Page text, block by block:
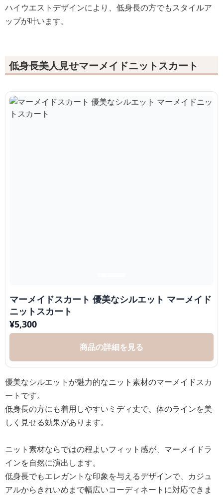
ハイウエストデザインにより、低身長の方でもスタイルア
ップが叶います。
低身長美人見せマーメイドニットスカート
マーメイドスカート 優美なシルエット マーメイド
ニットスカート
¥5,300
商品の詳細を見る
優美なシルエットが魅力的なニット素材のマーメイドスカ
ートです。
低身長の方にも着用しやすいミディ丈で、体のラインを美
しく見せる効果があります。
ニット素材ならではの程よいフィット感が、マーメイドラ
インを自然に演出します。
低身長でもエレガントな印象を与えるデザインで、カジュ
アルからきれいめまで幅広いコーディネートに対応できま